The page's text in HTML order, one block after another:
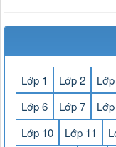
Lớp 1 Lớp 2
Lớp 6
Lớp 7
Lớp 10
Lớp 11